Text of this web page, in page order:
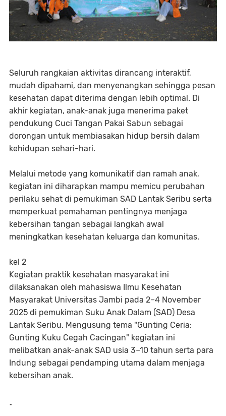
Seluruh rangkaian aktivitas dirancang interaktif,
mudah dipahami, dan menyenangkan sehingga pesan
kesehatan dapat diterima dengan lebih optimal. Di
akhir kegiatan, anak-anak juga menerima paket
pendukung Cuci Tangan Pakai Sabun sebagai
dorongan untuk membiasakan hidup bersih dalam
kehidupan sehari-hari.
Melalui metode yang komunikatif dan ramah anak,
kegiatan ini diharapkan mampu memicu perubahan
perilaku sehat di pemukiman SAD Lantak Seribu serta
memperkuat pemahaman pentingnya menjaga
kebersihan tangan sebagai langkah awal
meningkatkan kesehatan keluarga dan komunitas.
kel 2
Kegiatan praktik kesehatan masyarakat ini
dilaksanakan oleh mahasiswa Ilmu Kesehatan
Masyarakat Universitas Jambi pada 2–4 November
2025 di pemukiman Suku Anak Dalam (SAD) Desa
Lantak Seribu. Mengusung tema "Gunting Ceria:
Gunting Kuku Cegah Cacingan" kegiatan ini
melibatkan anak-anak SAD usia 3–10 tahun serta para
Indung sebagai pendamping utama dalam menjaga
kebersihan anak.
-